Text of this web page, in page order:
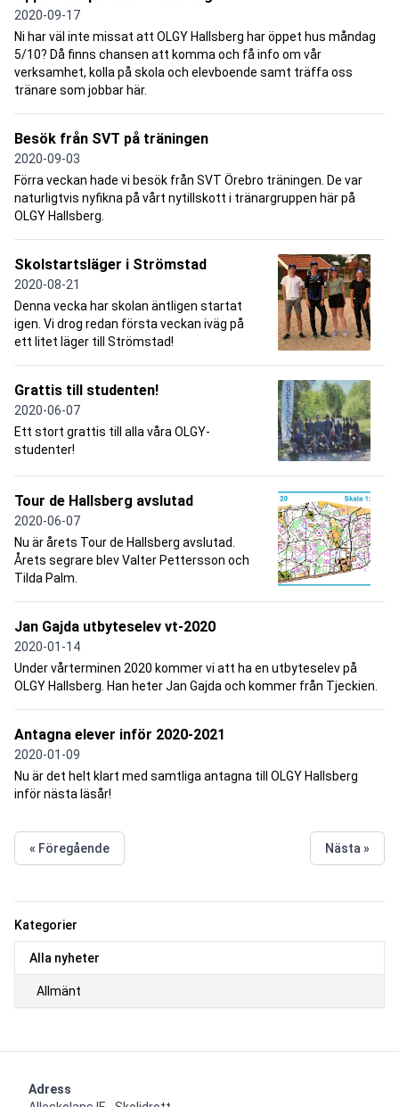
Kategorier
Alla nyheter
Allmänt
2020-09-17
Ni har väl inte missat att OLGY Hallsberg har öppet hus måndag
5/10? Då finns chansen att komma och få info om vår
verksamhet, kolla på skola och elevboende samt träffa oss
tränare som jobbar här.
Besök från SVT på träningen
2020-09-03
Förra veckan hade vi besök från SVT Örebro träningen. De var
naturligtvis nyfikna på vårt nytillskott i tränargruppen här på
OLGY Hallsberg.
Skolstartsläger i Strömstad
2020-08-21
Denna vecka har skolan äntligen startat
igen. Vi drog redan första veckan iväg på
ett litet läger till Strömstad!
Grattis till studenten!
2020-06-07
Ett stort grattis till alla våra OLGY-
studenter!
Tour de Hallsberg avslutad
2020-06-07
Nu är årets Tour de Hallsberg avslutad.
Årets segrare blev Valter Pettersson och
Tilda Palm.
Jan Gajda utbyteselev vt-2020
2020-01-14
Under vårterminen 2020 kommer vi att ha en utbyteselev på
OLGY Hallsberg. Han heter Jan Gajda och kommer från Tjeckien.
Antagna elever inför 2020-2021
2020-01-09
Nu är det helt klart med samtliga antagna till OLGY Hallsberg
inför nästa läsår!
« Föregående Nästa »
Adress